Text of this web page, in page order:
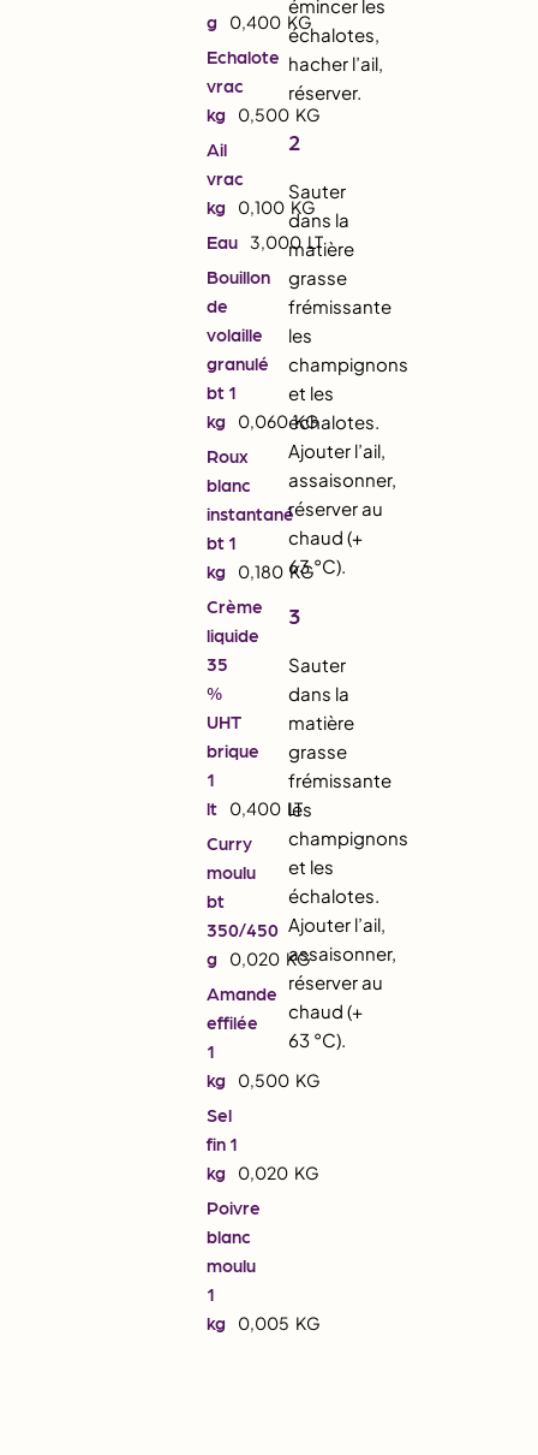
g
0,400 KG
Echalote
vrac
kg
0,500 KG
Ail
vrac
kg
0,100 KG
Eau
3,000 LT
Bouillon
de
volaille
granulé
bt 1
kg
0,060 KG
Roux
blanc
instantané
bt 1
kg
0,180 KG
Crème
liquide
35
%
UHT
brique
1
lt
0,400 LT
Curry
moulu
bt
350/450
g
0,020 KG
Amande
effilée
1
kg
0,500 KG
Sel
fin 1
kg
0,020 KG
Poivre
blanc
moulu
1
kg
0,005 KG
émincer les
échalotes,
hacher l’ail,
réserver.
2
Sauter
dans la
matière
grasse
frémissante
les
champignons
et les
échalotes.
Ajouter l’ail,
assaisonner,
réserver au
chaud (+
63 °C).
3
Sauter
dans la
matière
grasse
frémissante
les
champignons
et les
échalotes.
Ajouter l’ail,
assaisonner,
réserver au
chaud (+
63 °C).